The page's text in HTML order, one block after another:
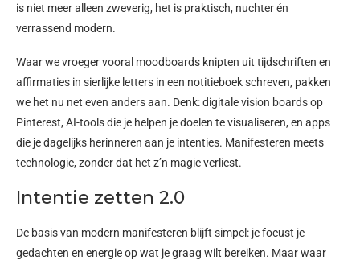
is niet meer alleen zweverig, het is praktisch, nuchter én
verrassend modern.
Waar we vroeger vooral moodboards knipten uit tijdschriften en
affirmaties in sierlijke letters in een notitieboek schreven, pakken
we het nu net even anders aan. Denk: digitale vision boards op
Pinterest, AI-tools die je helpen je doelen te visualiseren, en apps
die je dagelijks herinneren aan je intenties. Manifesteren meets
technologie, zonder dat het z’n magie verliest.
Intentie zetten 2.0
De basis van modern manifesteren blijft simpel: je focust je
gedachten en energie op wat je graag wilt bereiken. Maar waar